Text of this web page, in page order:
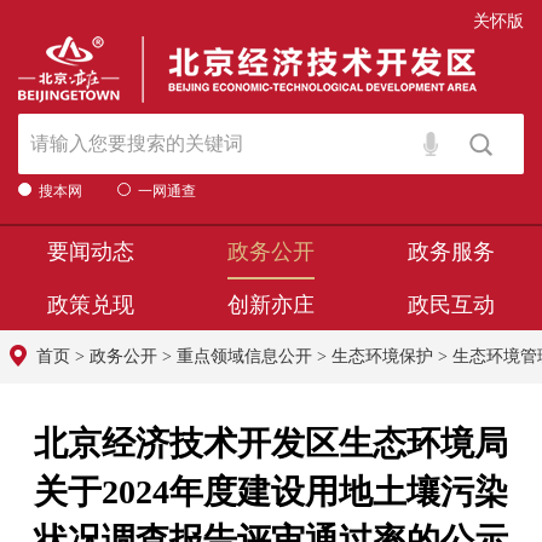
关怀版
搜本网 一网通查
要闻动态 政务公开 政务服务
政策兑现 创新亦庄 政民互动
首页 > 政务公开 > 重点领域信息公开 > 生态环境保护 > 生态环境管
北京经济技术开发区生态环境局
关于2024年度建设用地土壤污染